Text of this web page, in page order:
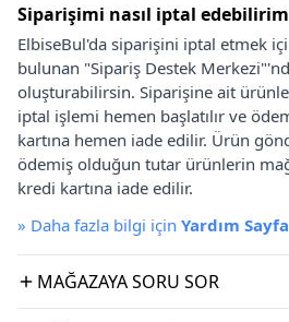
Siparişimi nasıl iptal
ElbiseBul'da siparişini iptal etmek
bulunan "Sipariş Destek
oluşturabilirsin. Siparişine ait
iptal işlemi hemen başlatılır ve
kartına hemen iade edilir. Ürün
ödemiş olduğun tutar ürünlerin
kredi kartına iade edilir.
» Daha fazla bilgi için Yardım
MAĞAZAYA SORU SOR